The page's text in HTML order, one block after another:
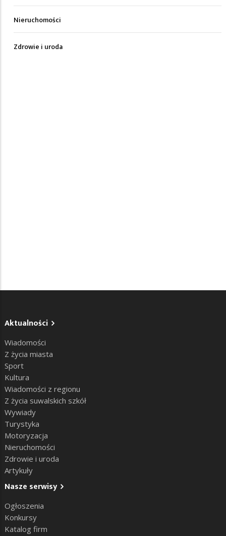
Nieruchomości
Zdrowie i uroda
Aktualności
Wiadomości
Z życia miasta
Sport
Kultura
Wiadomości z regionu
Z życia suwalskich szkół
Wywiady
Turystyka
Motoryzacja
Nieruchomości
Zdrowie i uroda
Artykuły
Nasze serwisy
Ogłoszenia
Konkursy
Katalog firm